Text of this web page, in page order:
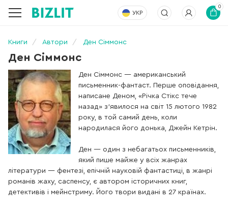
УКР
0
Книги Автори Ден Сіммонс
Ден Сіммонс
Ден Сіммонс — американський
письменник-фантаст. Перше оповідання,
написане Деном, «Річка Стікс тече
назад» з'явилося на світ 15 лютого 1982
року, в той самий день, коли
народилася його донька, Джейн Кетрін.
Ден — один з небагатьох письменників,
який пише майже у всіх жанрах
літератури — фентезі, епічній науковій фантастиці, в жанрі
романів жаху, саспенсу, є автором історичних книг,
детективів і мейнстриму. Його твори видані в 27 країнах.